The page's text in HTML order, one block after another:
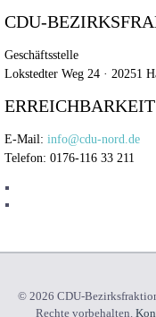
CDU-
Geschäftsstelle
Lokstedter Weg 24 · 20251
ERREICHBARKEIT
E-Mail: info@cdu-nord.de
Telefon: 0176-116 33 211
© 2026 CDU-
Rechte vorbehalten.